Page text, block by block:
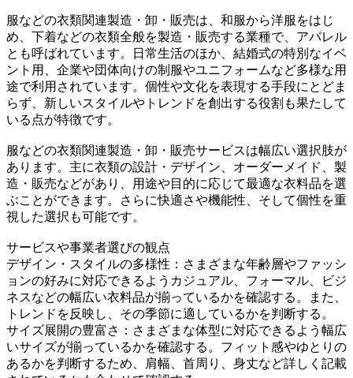
服などの衣類関連製造・卸・販売は、和服から洋服をはじ
め、下着などの衣類全般を製造・販売する業種で、アパレル
とも呼ばれています。日常生活のほか、結婚式の特別なイベ
ント用、企業や団体向けの制服やユニフォームなど多様な用
途で利用されています。個性や文化を表現する手段にとどま
らず、新しいスタイルやトレンドを創出する役割も果たして
いる点が特徴です。
服などの衣類関連製造・卸・販売サービスは幅広い選択肢が
あります。主に衣類の設計・デザイン、オーダーメイド、製
造・販売などがあり、用途や目的に応じて最適な衣料品を選
ぶことができます。さらに快適さや機能性、そして個性を重
視した選択も可能です。
サービスや事業者選びの観点
デザイン・スタイルの多様性：さまざまな年齢層やファッシ
ョンの好みに対応できるようカジュアル、フォーマル、ビジ
ネスなどの幅広い衣料品が揃っているかを確認する。また、
トレンドを反映し、その季節に適しているかを判断する。
サイズ展開の豊富さ：さまざまな体型に対応できるよう幅広
いサイズが揃っているかを確認する。フィット感やゆとりの
あるかを判断するため、肩幅、首周り、身丈など詳しく記載